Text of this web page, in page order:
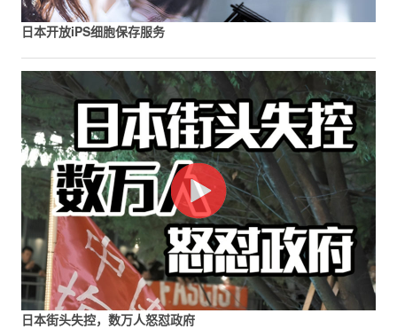
日本开放iPS细胞保存服务
日本街头失控，数万人怒怼政府